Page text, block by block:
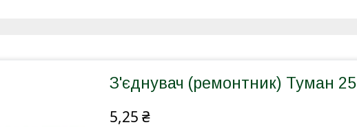
З'єднувач (ремонтник) Туман 25
5,25 ₴